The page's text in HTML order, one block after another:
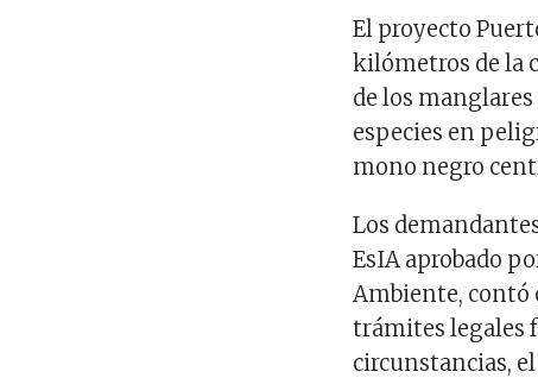
El proyecto
kilómetros de la
de los
especies en
mono negro
Los
EsIA aprobado
Ambiente, contó
trámites legales
circunstancias,